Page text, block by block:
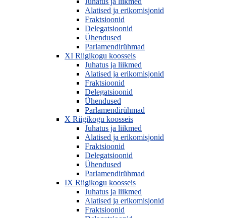
Alatised ja erikomisjonid
Fraktsioonid
Delegatsioonid
Ühendused
Parlamendirühmad
XI Riigikogu koosseis
Juhatus ja liikmed
Alatised ja erikomisjonid
Fraktsioonid
Delegatsioonid
Ühendused
Parlamendirühmad
X Riigikogu koosseis
Juhatus ja liikmed
Alatised ja erikomisjonid
Fraktsioonid
Delegatsioonid
Ühendused
Parlamendirühmad
IX Riigikogu koosseis
Juhatus ja liikmed
Alatised ja erikomisjonid
Fraktsioonid